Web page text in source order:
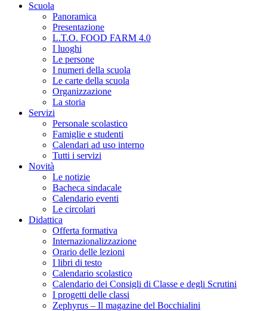
Scuola
Panoramica
Presentazione
L.T.O. FOOD FARM 4.0
I luoghi
Le persone
I numeri della scuola
Le carte della scuola
Organizzazione
La storia
Servizi
Personale scolastico
Famiglie e studenti
Calendari ad uso interno
Tutti i servizi
Novità
Le notizie
Bacheca sindacale
Calendario eventi
Le circolari
Didattica
Offerta formativa
Internazionalizzazione
Orario delle lezioni
I libri di testo
Calendario scolastico
Calendario dei Consigli di Classe e degli Scrutini
I progetti delle classi
Zephyrus – Il magazine del Bocchialini